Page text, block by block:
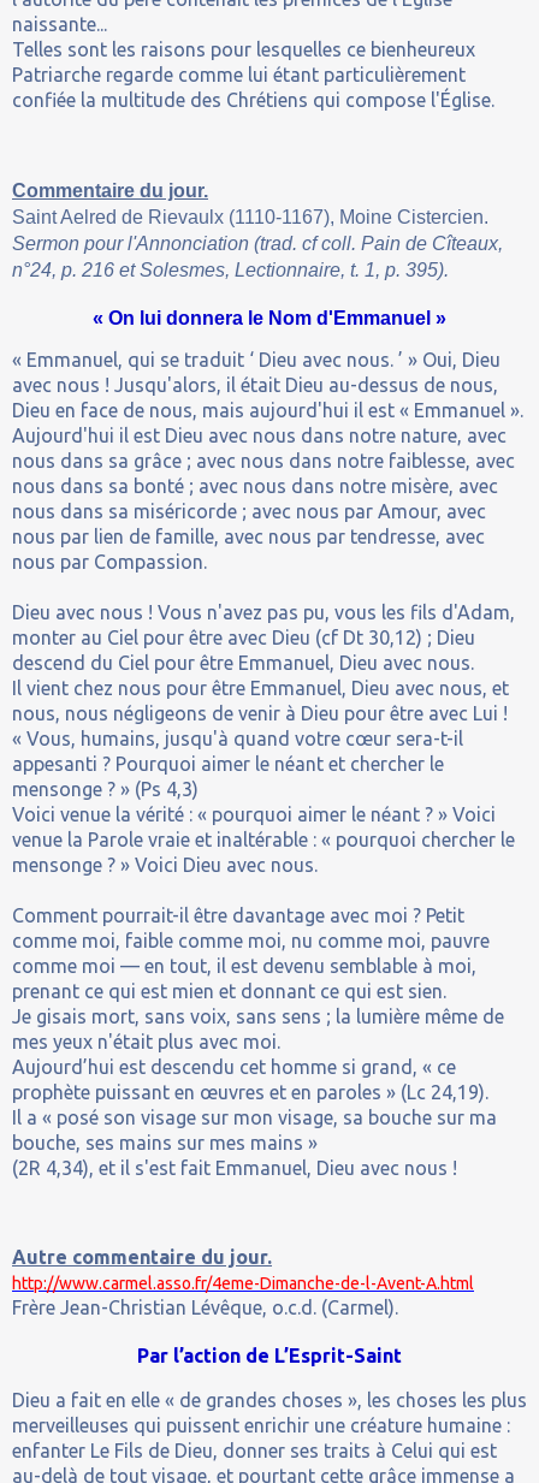
naissante...
Telles sont les raisons pour lesquelles ce bienheureux
Patriarche regarde comme lui étant particulièrement
confiée la multitude des Chrétiens qui compose l'Église.
Commentaire du jour.
Saint Aelred de Rievaulx (1110-1167), Moine Cistercien.
Sermon pour l'Annonciation (trad. cf coll. Pain de Cîteaux,
n°24, p. 216 et Solesmes, Lectionnaire, t. 1, p. 395).
« On lui donnera le Nom d'Emmanuel »
« Emmanuel, qui se traduit ‘ Dieu avec nous. ’ » Oui, Dieu
avec nous ! Jusqu'alors, il était Dieu au-dessus de nous,
Dieu en face de nous, mais aujourd'hui il est « Emmanuel ».
Aujourd'hui il est Dieu avec nous dans notre nature, avec
nous dans sa grâce ; avec nous dans notre faiblesse, avec
nous dans sa bonté ; avec nous dans notre misère, avec
nous dans sa miséricorde ; avec nous par Amour, avec
nous par lien de famille, avec nous par tendresse, avec
nous par Compassion.
Dieu avec nous ! Vous n'avez pas pu, vous les fils d'Adam,
monter au Ciel pour être avec Dieu (cf Dt 30,12) ; Dieu
descend du Ciel pour être Emmanuel, Dieu avec nous.
Il vient chez nous pour être Emmanuel, Dieu avec nous, et
nous, nous négligeons de venir à Dieu pour être avec Lui !
« Vous, humains, jusqu'à quand votre cœur sera-t-il
appesanti ? Pourquoi aimer le néant et chercher le
mensonge ? » (Ps 4,3)
Voici venue la vérité : « pourquoi aimer le néant ? » Voici
venue la Parole vraie et inaltérable : « pourquoi chercher le
mensonge ? » Voici Dieu avec nous.
Comment pourrait-il être davantage avec moi ? Petit
comme moi, faible comme moi, nu comme moi, pauvre
comme moi — en tout, il est devenu semblable à moi,
prenant ce qui est mien et donnant ce qui est sien.
Je gisais mort, sans voix, sans sens ; la lumière même de
mes yeux n'était plus avec moi.
Aujourd’hui est descendu cet homme si grand, « ce
prophète puissant en œuvres et en paroles » (Lc 24,19).
Il a « posé son visage sur mon visage, sa bouche sur ma
bouche, ses mains sur mes mains »
(2R 4,34), et il s'est fait Emmanuel, Dieu avec nous !
Autre commentaire du jour.
http://www.carmel.asso.fr/4eme-Dimanche-de-l-Avent-A.html
Frère Jean-Christian Lévêque, o.c.d. (Carmel).
Par l’action de L’Esprit-Saint
Dieu a fait en elle « de grandes choses », les choses les plus
merveilleuses qui puissent enrichir une créature humaine :
enfanter Le Fils de Dieu, donner ses traits à Celui qui est
au-delà de tout visage, et pourtant cette grâce immense a